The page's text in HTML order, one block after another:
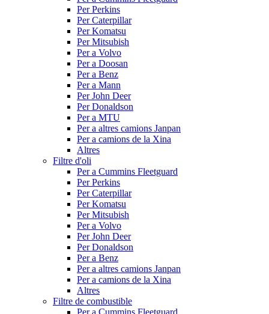
Per Perkins
Per Caterpillar
Per Komatsu
Per Mitsubish
Per a Volvo
Per a Doosan
Per a Benz
Per a Mann
Per John Deer
Per Donaldson
Per a MTU
Per a altres camions Janpan
Per a camions de la Xina
Altres
Filtre d'oli
Per a Cummins Fleetguard
Per Perkins
Per Caterpillar
Per Komatsu
Per Mitsubish
Per a Volvo
Per John Deer
Per Donaldson
Per a Benz
Per a altres camions Janpan
Per a camions de la Xina
Altres
Filtre de combustible
Per a Cummins Fleetguard